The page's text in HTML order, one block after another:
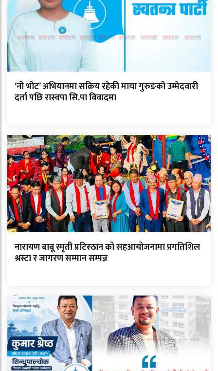
‘नो भोट’ अभियानमा सक्रिय रहेकी माया गुरुङको उम्मेदवारी
दर्ता पछि रास्वपा सि.पा विवादमा
नारायण बाबू स्मृती प्रटिस्ठान को सहआयोजनामा प्रगतिशिल
श्रस्टा र जागरण सम्मान सम्पन्न